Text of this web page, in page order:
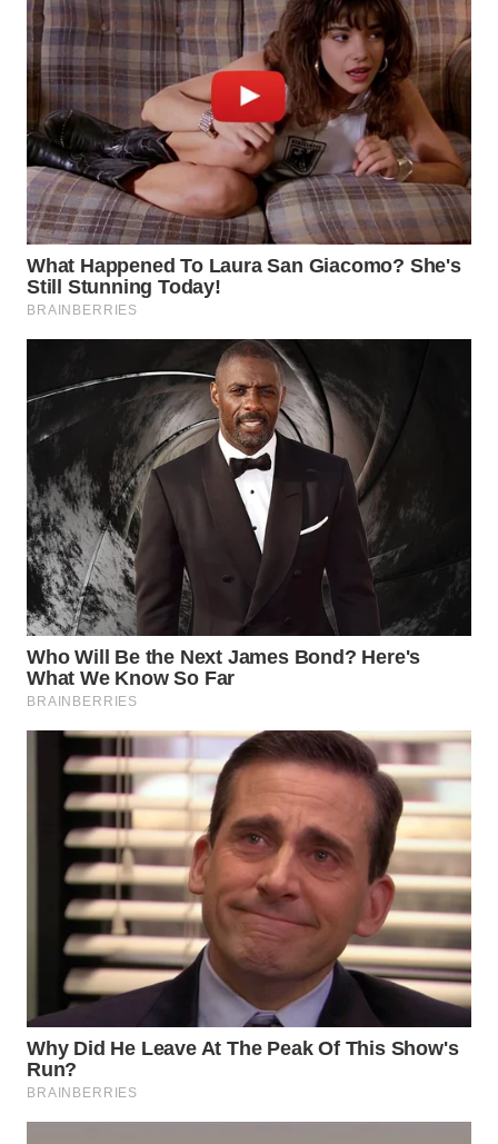
WAHANA
NEWS
WAHANA
TANI
WAHANA
ADVOKAT
WAHANA
INFRASTRUKTUR
WAHANA
WAHANA
LISTRIK
WAHANA
TRAVEL
WAHANA
TV
WAHANANEWS
ID
WAHANANEWS
CO ID
WAHANANEWS
NET
WAHANA
SPORT
WAHANA
WAHANA
SELEB